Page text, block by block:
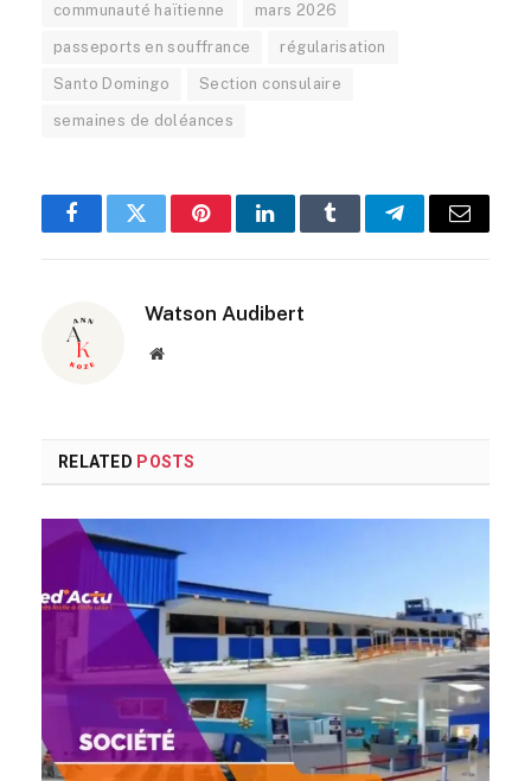
communauté haïtienne mars 2026
passeports en souffrance régularisation
Santo Domingo Section consulaire
semaines de doléances
FacebookTwitterPinterestLinkedInTumblrTelegramEmail
Watson Audibert
Website
RELATED POSTS